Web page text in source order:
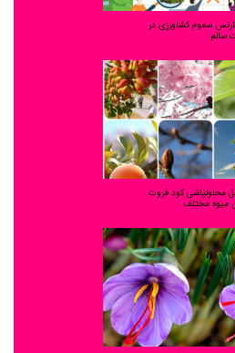
سموم کشاورزی در
سالم
محلولپاشی کود فروت
میوه مختلف